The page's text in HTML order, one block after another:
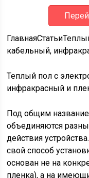
кабельный,
Теплый пол с
инфракрасный и
Под общим
объединяются
действия
свой способ
основан не на
пленка), а на